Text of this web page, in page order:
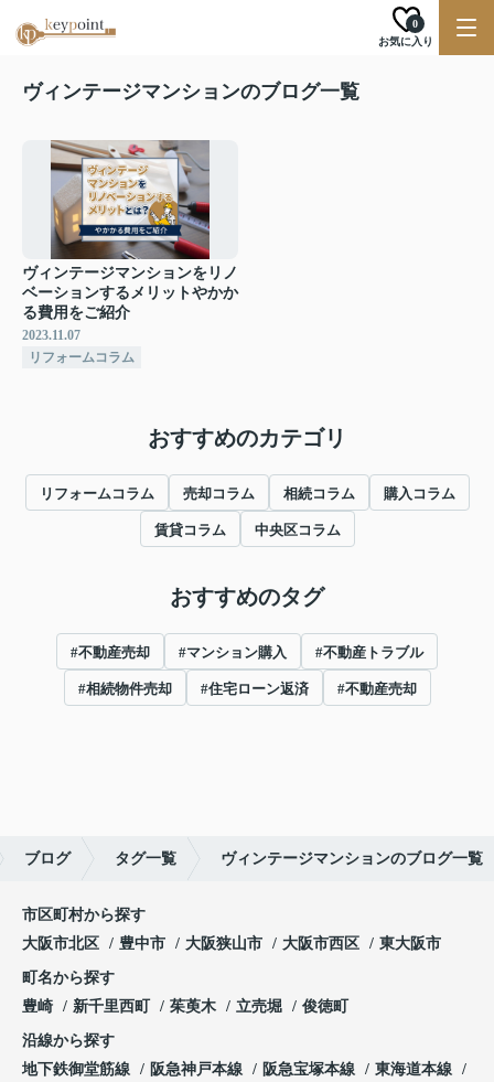
お気に入り
0
ヴィンテージマンションのブログ一覧
ヴィンテージマンションをリノ
ベーションするメリットやかか
る費用をご紹介
2023.11.07
リフォームコラム
おすすめのカテゴリ
リフォームコラム 売却コラム 相続コラム 購入コラム
賃貸コラム 中央区コラム
おすすめのタグ
#不動産売却 #マンション購入 #不動産トラブル
#相続物件売却 #住宅ローン返済 #不動産売却
ブログ タグ一覧 ヴィンテージマンションのブログ一覧
市区町村から探す
大阪市北区
豊中市 大阪狭山市 大阪市西区 東大阪市
町名から探す
豊崎
新千里西町 茱萸木 立売堀 俊徳町
沿線から探す
地下鉄御堂筋線
阪急神戸本線 阪急宝塚本線
東海道本線